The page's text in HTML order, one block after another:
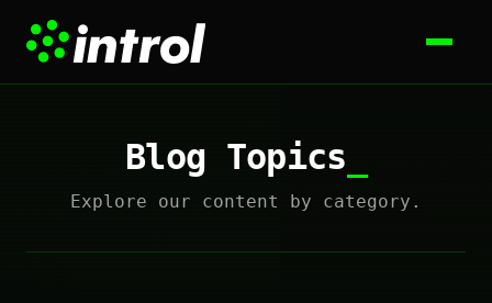
Blog Topics
Explore our content by category.